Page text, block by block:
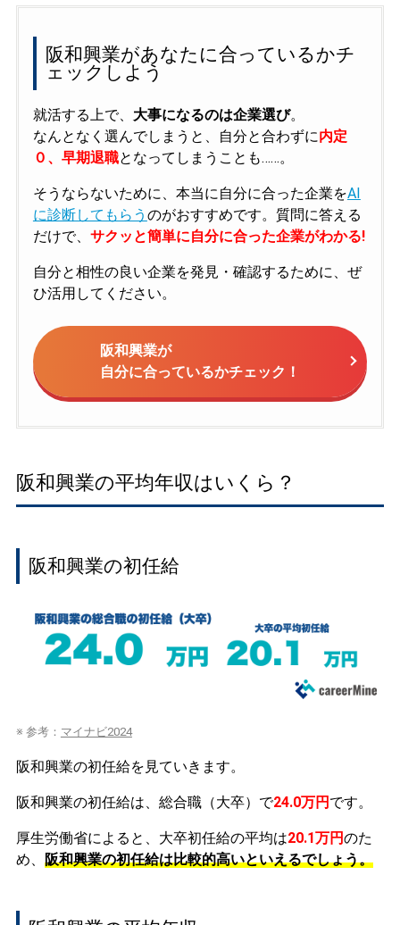
阪和興業があなたに合っているかチ
ェックしよう
就活する上で、 大事になるのは企業選び。
なんとなく選んでしまうと、自分と合わずに内定
０、早期退職となってしまうことも……。
そうならないために、本当に自分に合った企業をAI
に診断してもらう のがおすすめです。質問に答える
だけで、 サクッと簡単に自分に合った企業がわかる!
自分と相性の良い企業を発見・確認するために、ぜ
ひ活用してください。
阪和興業が
自分に合っているかチェック！
阪和興業の平均年収はいくら？
阪和興業の初任給
※ 参考： マイナビ2024
阪和興業の初任給を見ていきます。
阪和興業の初任給は、総合職（大卒）で24.0万円 です。
厚生労働省によると、大卒初任給の平均は20.1万円のた
め、 阪和興業の初任給は比較的高いといえるでしょう。